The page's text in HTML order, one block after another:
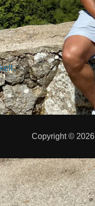
Copyright © 2026